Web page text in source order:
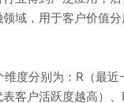
域，用于客户价值
维度分别为：R（最
客户活跃度越高）